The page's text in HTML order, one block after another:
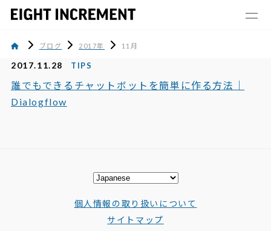
ブログ 2017年 11月
2017.11.28 TIPS
誰でもできるチャットボットを簡単に作る方法｜
Dialogflow
個人情報の取り扱いについて
サイトマップ